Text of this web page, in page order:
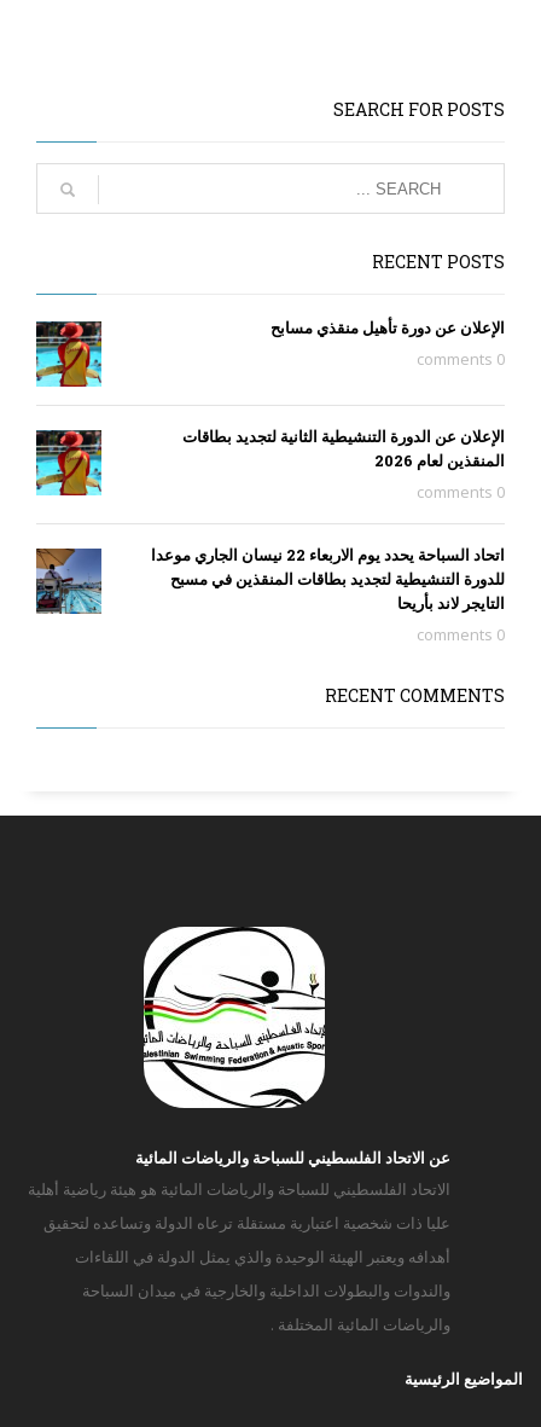
SEARCH FOR POSTS
RECENT POSTS
الإعلان عن دورة تأهيل منقذي مسابح
0 comments
الإعلان عن الدورة التنشيطية الثانية لتجديد بطاقات
المنقذين لعام 2026
0 comments
اتحاد السباحة يحدد يوم الاربعاء 22 نيسان الجاري موعدا
للدورة التنشيطية لتجديد بطاقات المنقذين في مسبح
التايجر لاند بأريحا
0 comments
RECENT COMMENTS
عن الاتحاد الفلسطيني للسباحة والرياضات المائية
الاتحاد الفلسطيني للسباحة والرياضات المائية هو هيئة رياضية أهلية
عليا ذات شخصية اعتبارية مستقلة ترعاه الدولة وتساعده لتحقيق
أهدافه ويعتبر الهيئة الوحيدة والذي يمثل الدولة في اللقاءات
والندوات والبطولات الداخلية والخارجية في ميدان السباحة
والرياضات المائية المختلفة .
المواضيع الرئيسية